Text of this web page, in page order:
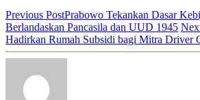
Previous PostPrabowo Tekankan Dasar
Berlandaskan Pancasila dan UUD 1945
Hadirkan Rumah Subsidi bagi Mitra Driver